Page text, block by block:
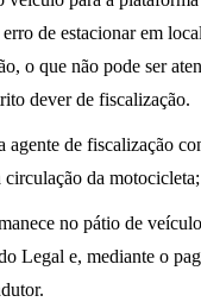
de estacionar em
o que não pode ser
dever de fiscalização.
agente de fiscalização
circulação da motocicleta;
no pátio de
Legal e, mediante o